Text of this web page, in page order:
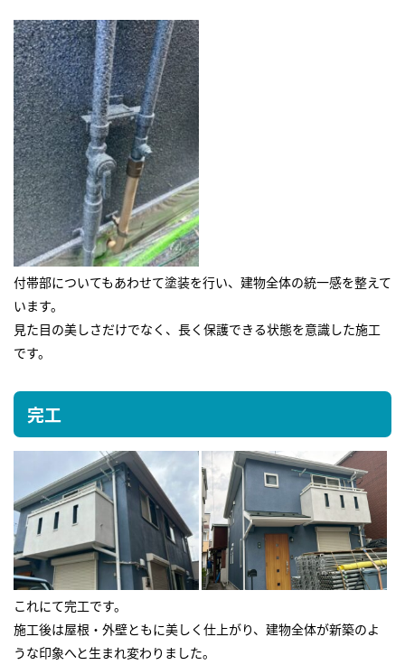
付帯部についてもあわせて塗装を行い、建物全体の統一感を整えて
います。
見た目の美しさだけでなく、長く保護できる状態を意識した施工
です。
完工
これにて完工です。
施工後は屋根・外壁ともに美しく仕上がり、建物全体が新築のよ
うな印象へと生まれ変わりました。